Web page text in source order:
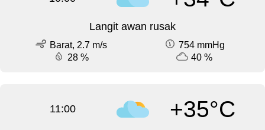
Langit awan rusak
Barat, 2.7 m/s
754 mmHg
28 %
40 %
11:00 +35°C